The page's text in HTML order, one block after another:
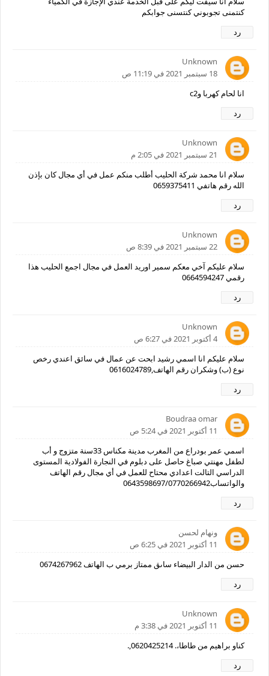
كنتمنى تجوبوني كنتسنى جوابكم
رد
Unknown
18 سبتمبر 2021 في 11:19 ص
انا لحام كهربا وc2
رد
Unknown
21 سبتمبر 2021 في 2:05 م
سلام انا محمد شركة الحليب أطلب منكم عمل في أي مجال كان بإذن
الله رقم هاتفي 0659375411
رد
Unknown
22 سبتمبر 2021 في 8:39 ص
سلام عليكم آخي معكم سمير اوريد العمل في مجال اجمع الحليب هذا
رقمي 0664594247
رد
Unknown
4 أكتوبر 2021 في 6:27 ص
سلام عليكم انا اسمي رشيد ابحت عن عمال في سائق اعندي رخص
نوع (ب) وشكران رقم الهاتف,0616024789
رد
Boudraa omar
11 أكتوبر 2021 في 5:24 ص
اسمي عمر بودراع من المغرب مدينة مكناس 33سنة متزوج و أب
لطفل مهنتي صباغ حاصل على دبلوم في النجارة الفولادية المستوى
الدراسي التالت اعدادي محتاح للعمل في أي مجال رقم الهاتف
والواتساب0643598697/0770266942
رد
ونهام لحسن
11 أكتوبر 2021 في 6:25 ص
حسن من الدار البيضاء ساىق ممتاز برمي ب الهاتف 0674267962
رد
Unknown
11 أكتوبر 2021 في 3:38 م
كناو براهيم من طاطا،. 0620425214,.
رد